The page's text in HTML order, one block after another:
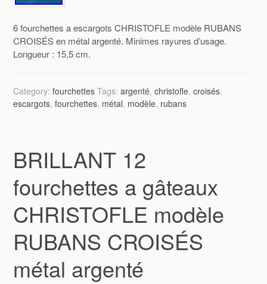
6 fourchettes a escargots CHRISTOFLE modèle RUBANS
CROISÉS en métal argenté. Minimes rayures d’usage.
Longueur : 15,5 cm.
Category:fourchettes Tags:argenté,christofle,croisés,
escargots,fourchettes, métal, modèle, rubans
BRILLANT 12
fourchettes a gâteaux
CHRISTOFLE modèle
RUBANS CROISÉS
métal argenté